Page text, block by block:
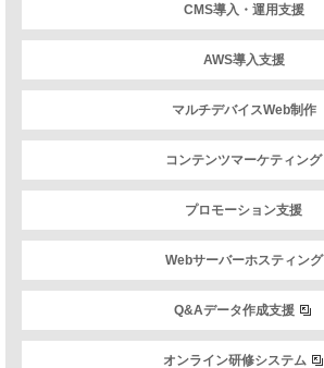
CMS導入・運用支援
AWS導入支援
マルチデバイスWeb制作
コンテンツマーケティング
プロモーション支援
Webサーバーホスティング
Q&Aデータ作成支援
オンライン研修システム